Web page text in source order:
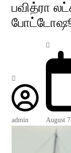
பவித்ரா
admin August